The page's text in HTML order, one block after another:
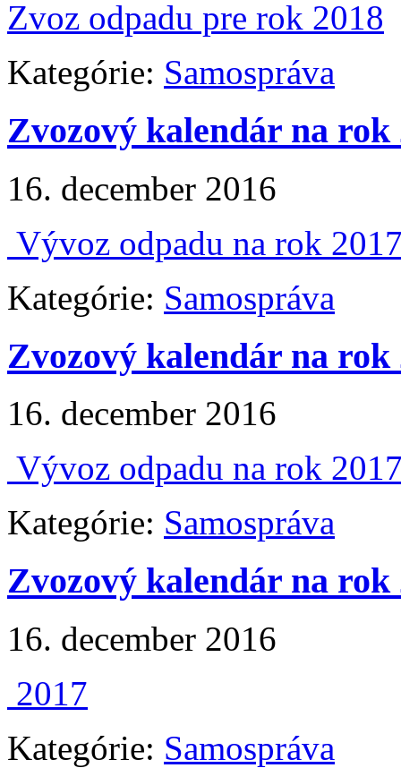
Zvoz odpadu pre rok 2018
Kategórie: Samospráva
Zvozový kalendár na rok
16. december 2016
Vývoz odpadu na rok
Kategórie: Samospráva
Zvozový kalendár na rok
16. december 2016
Vývoz odpadu na rok
Kategórie: Samospráva
Zvozový kalendár na rok
16. december 2016
2017
Kategórie: Samospráva